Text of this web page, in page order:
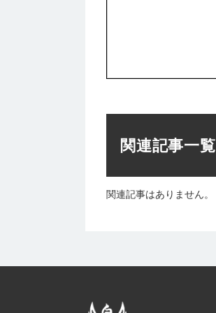
関連記事一覧
関連記事はありません。